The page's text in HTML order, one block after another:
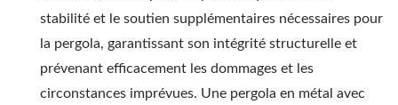
stabilité et le soutien supplémentaires nécessaires pour
la pergola, garantissant son intégrité structurelle et
prévenant efficacement les dommages et les
circonstances imprévues. Une pergola en métal avec